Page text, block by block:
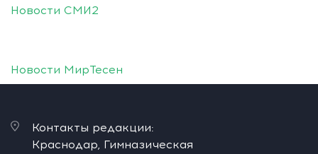
Новости СМИ2
Новости МирТесен
Контакты редакции:
Краснодар, Гимназическая